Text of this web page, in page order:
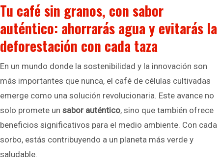
Tu café sin granos, con sabor
auténtico: ahorrarás agua y evitarás la
deforestación con cada taza
En un mundo donde la sostenibilidad y la innovación son
más importantes que nunca, el café de células cultivadas
emerge como una solución revolucionaria. Este avance no
solo promete un sabor auténtico, sino que también ofrece
beneficios significativos para el medio ambiente. Con cada
sorbo, estás contribuyendo a un planeta más verde y
saludable.